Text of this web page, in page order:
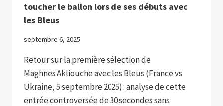
toucher le ballon lors de ses débuts avec
les Bleus
septembre 6, 2025
Retour sur la première sélection de
Maghnes Akliouche avec les Bleus (France vs
Ukraine, 5 septembre 2025) : analyse de cette
entrée controversée de 30 secondes sans